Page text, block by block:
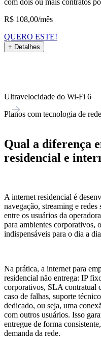
R$ 108,00/mês
QUERO ESTE!
+ Detalhes
Ultravelocidade do Wi-Fi 6
Planos com tecnologia de
Qual a diferença
residencial e
A internet residencial é
navegação, streaming e
entre os usuários da
para ambientes corporativos,
indispensáveis para o dia a
Na prática, a internet para
residencial não entrega: IP
corporativos, SLA contratual
caso de falhas, suporte
dedicado, ou seja, uma
com outros usuários. Isso
entregue de forma
demanda da rede.